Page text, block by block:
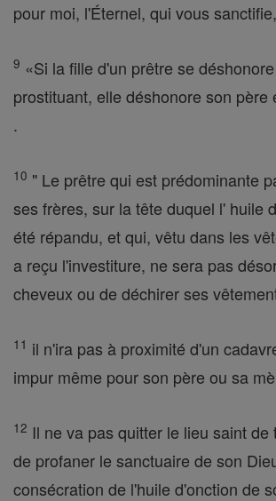
pour moi, l'Éternel, qui vous
9 «Si la fille d'un prêtre se
prostituant, elle déshonore son père
.
10 " Le prêtre qui est prédominante
ses frères, sur la tête duquel l' huile
été répandu, et qui, vêtu dans les
a reçu l'investiture, ne sera pas
cheveux ou de déchirer ses
11 il n'ira pas à proximité d'un
impur même pour son père ou sa
12 Il ne va pas quitter le lieu saint de
de profaner le sanctuaire de son
consécration de l'huile d'onction de